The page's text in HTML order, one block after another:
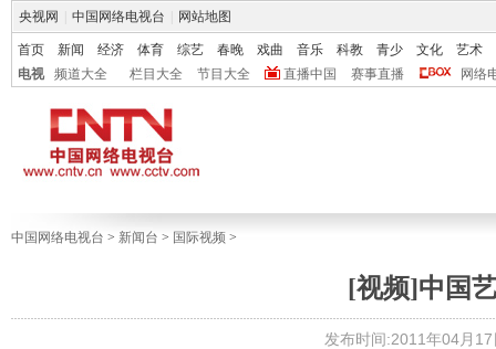
央视网 中国网络电视台 网站地图
首页 新闻 经济 体育 综艺 春晚 戏曲 音乐 科教 青少 文化
艺术
电视
频道大全 栏目大全 节目大全 直播中国 赛事直播 网络
中国网络电视台 > 新闻台 > 国际视频 >
[视频]中国
发布时间:2011年04月